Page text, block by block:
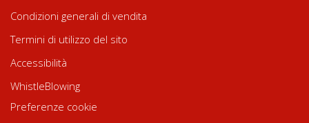
Condizioni generali di vendita
Termini di utilizzo del sito
Accessibilità
WhistleBlowing
Preferenze cookie